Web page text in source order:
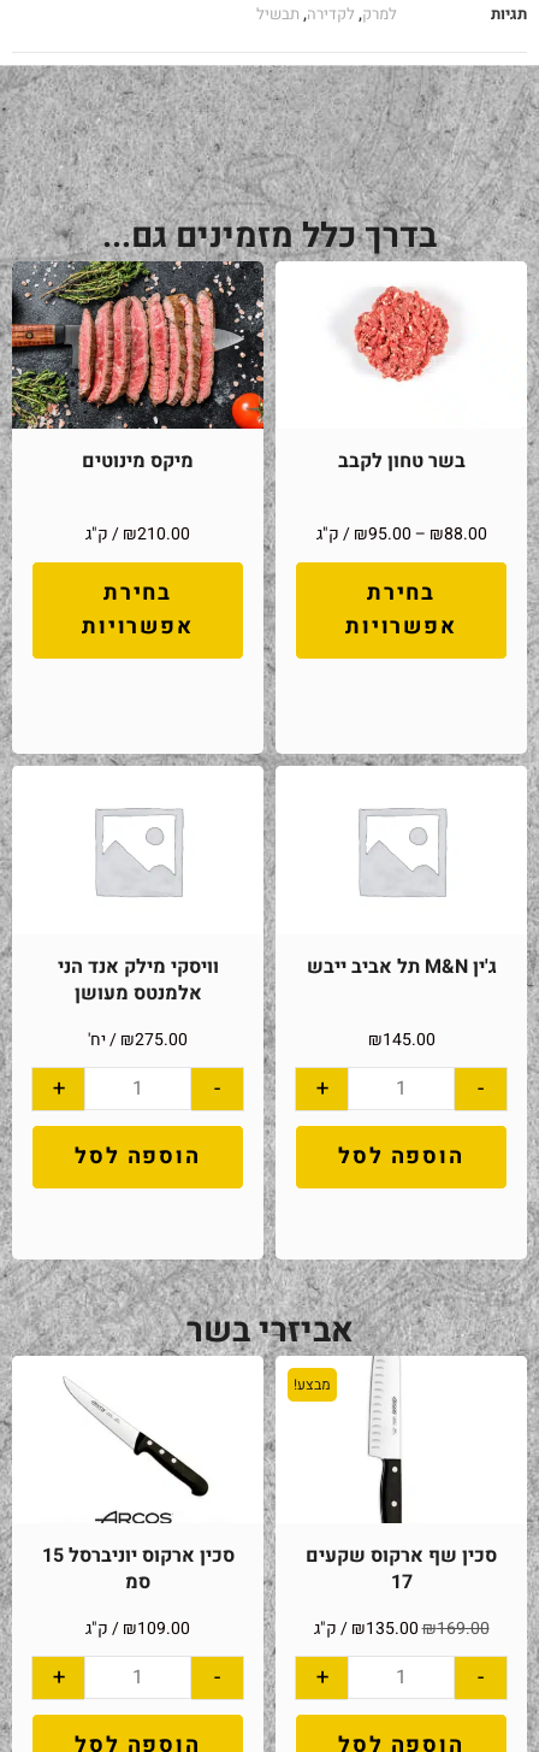
תגיות
למרק, לקדירה, תבשיל
בדרך כלל מזמינים גם...
בשר טחון לקבב
₪88.00
–
₪95.00 / ק"ג
בחירת
אפשרויות
מיקס מינוטים
₪210.00 / ק"ג
בחירת
אפשרויות
ג'ין M&N תל אביב ייבש
₪145.00
-
+
הוספה לסל
וויסקי מילק אנד הני
אלמנטס מעושן
₪275.00 / יח'
-
+
הוספה לסל
אביזרי בשר
מבצע!
סכין שף ארקוס שקעים
17
₪169.00
₪135.00 / ק"ג
-
+
הוספה לסל
סכין ארקוס יוניברסל 15
סמ
₪109.00 / ק"ג
-
+
הוספה לסל